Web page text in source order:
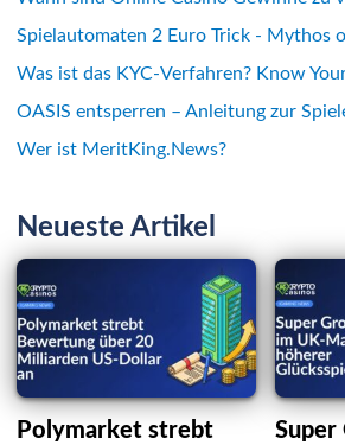
Spielautomaten 2 Euro Trick - Mythos
Was ist das KYC-Verfahren? Know
OASIS entsperren – Anleitung zur
Wer ist MeritKing.News?
Neueste Artikel
Polymarket strebt
Super